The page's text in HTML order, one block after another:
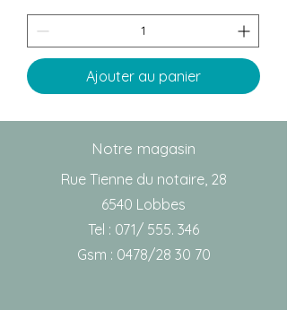
Ajouter au panier
Notre magasin
Rue Tienne du notaire, 28
6540 Lobbes
Tel : 071/ 555. 346
Gsm : 0478/28 30 70